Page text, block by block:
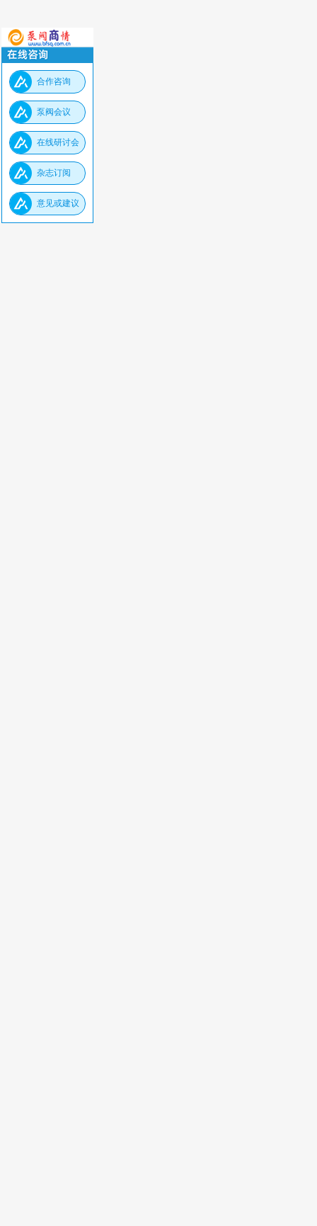
合作咨询
泵阀会议
在线研讨会
杂志订阅
意见或建议